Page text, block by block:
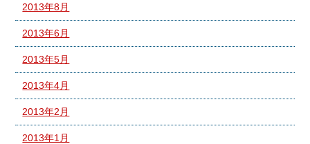
2013年8月
2013年6月
2013年5月
2013年4月
2013年2月
2013年1月